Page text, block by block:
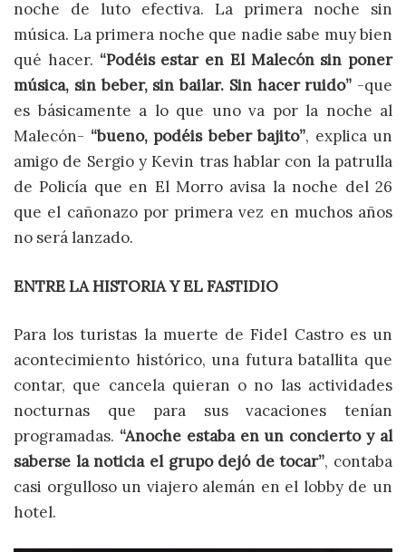
noche de luto efectiva. La primera noche sin
música. La primera noche que nadie sabe muy bien
qué hacer. “Podéis estar en El Malecón sin poner
música, sin beber, sin bailar. Sin hacer ruido” -que
es básicamente a lo que uno va por la noche al
Malecón- “bueno, podéis beber bajito”, explica un
amigo de Sergio y Kevin tras hablar con la patrulla
de Policía que en El Morro avisa la noche del 26
que el cañonazo por primera vez en muchos años
no será lanzado.
ENTRE LA HISTORIA Y EL FASTIDIO
Para los turistas la muerte de Fidel Castro es un
acontecimiento histórico, una futura batallita que
contar, que cancela quieran o no las actividades
nocturnas que para sus vacaciones tenían
programadas. “Anoche estaba en un concierto y al
saberse la noticia el grupo dejó de tocar”, contaba
casi orgulloso un viajero alemán en el lobby de un
hotel.